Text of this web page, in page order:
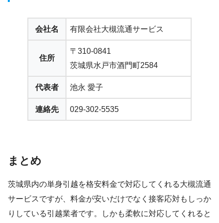
会社名 有限会社大槻流通サービス
住所
〒310-0841
茨城県水戸市酒門町2584
代表者 池永 愛子
連絡先 029-302-5535
まとめ
茨城県内の単身引越を格安料金で対応してくれる大槻流通
サービスですが、料金が安いだけでなく接客応対もしっか
りしている引越業者です。しかも柔軟に対応してくれると